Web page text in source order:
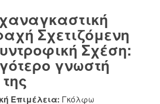
Σχετιζόμενη
Σχέση:
γνωστή
Επιμέλεια: Γκόλφω